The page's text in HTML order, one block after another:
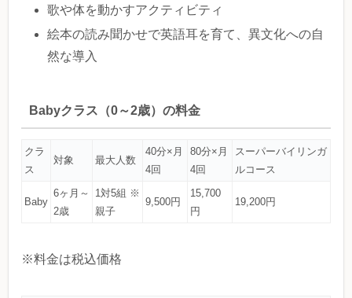
歌や体を動かすアクティビティ
絵本の読み聞かせで英語耳を育て、異文化への自
然な導入
Babyクラス（0～2歳）の料金
クラ
ス
対象 最大人数
40分×月
4回
80分×月
4回
スーパーバイリンガ
ルコース
Baby
6ヶ月～
2歳
1対5組 ※
親子
9,500円
15,700
円
19,200円
※料金は税込価格